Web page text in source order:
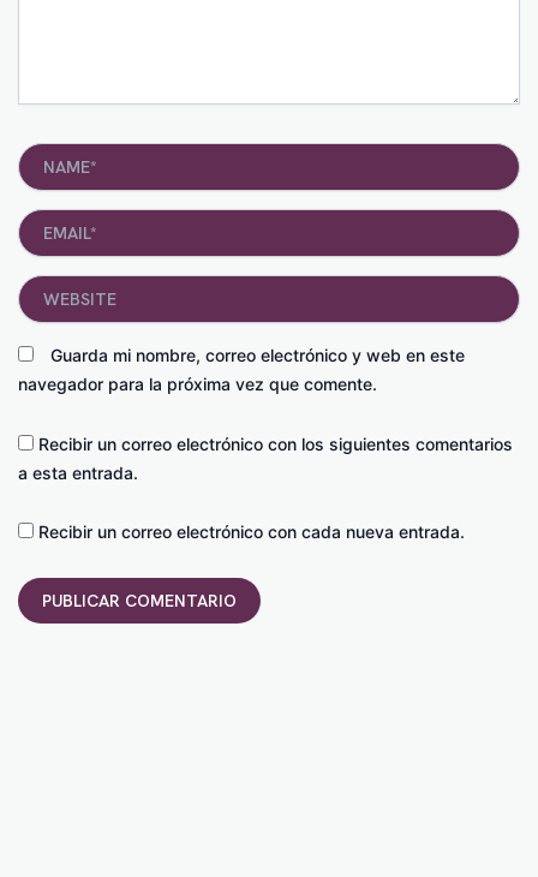
Name*
Email*
Guarda mi nombre, correo electrónico y web en este
navegador para la próxima vez que comente.
Website
Recibir un correo electrónico con los siguientes comentarios
a esta entrada.
Recibir un correo electrónico con cada nueva entrada.